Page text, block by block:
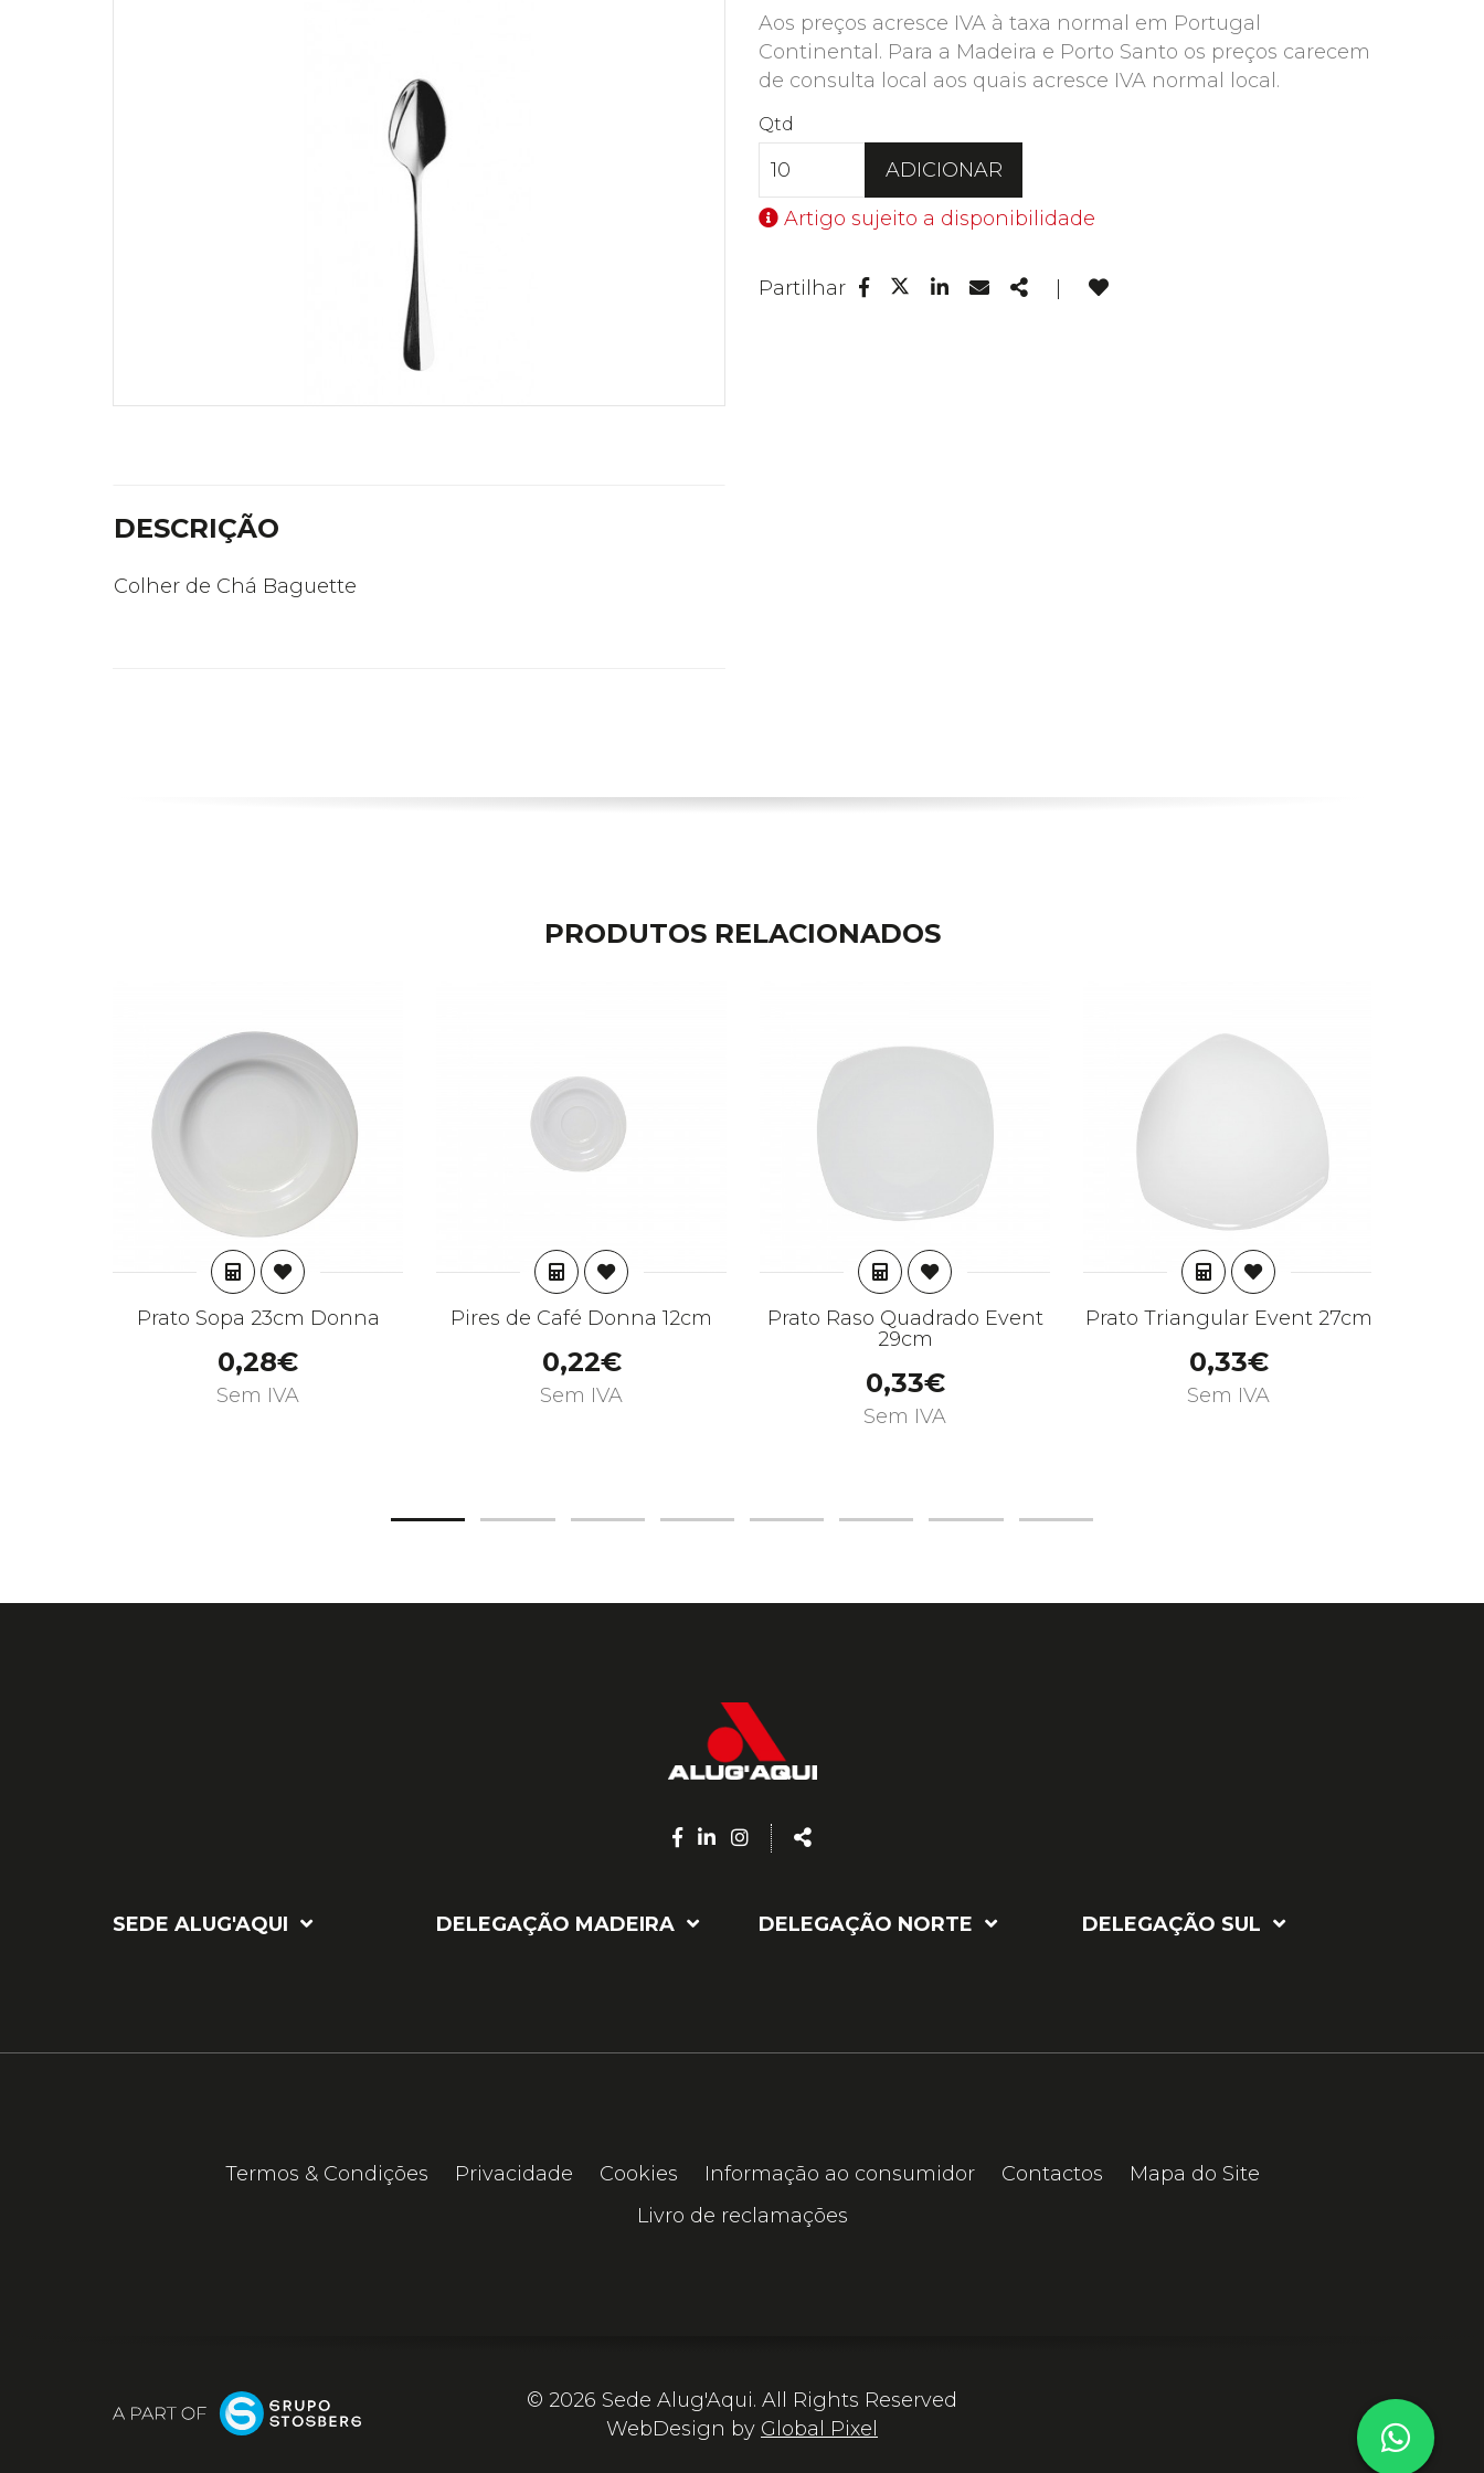
Aos preços acresce IVA à taxa normal em Portugal
Continental. Para a Madeira e Porto Santo os preços carecem
de consulta local aos quais acresce IVA normal local.
Qtd
ADICIONAR
Artigo sujeito a disponibilidade
Partilhar
FacebookLinkedin
EmailShare
DESCRIÇÃO
Colher de Chá Baguette
PRODUTOS RELACIONADOS
ADICIONAR
Prato Sopa 23cm Donna
0,28€
Sem IVA
ADICIONAR
Pires de Café Donna 12cm
0,22€
Sem IVA
ADICIONAR
Prato Raso Quadrado Event
29cm
0,33€
Sem IVA
ADICIONAR
Prato Triangular Event 27cm
0,33€
Sem IVA
Facebook
Linkedin
Instagram
Share
SEDE ALUG'AQUI DELEGAÇÃO MADEIRA DELEGAÇÃO NORTE DELEGAÇÃO SUL
Termos & Condições Privacidade Cookies Informação ao consumidor Contactos
Mapa do Site
Livro de reclamações
© 2026 Sede Alug'Aqui. All Rights Reserved
WebDesign by Global Pixel